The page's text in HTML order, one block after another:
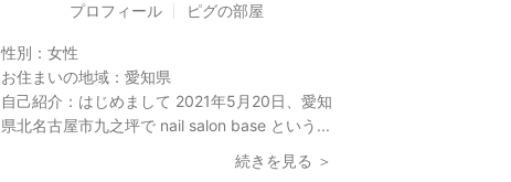
プロフィール ピグの部屋
性別： 女性
お住まいの地域： 愛知県
自己紹介： はじめまして 2021年5月20日、愛知
県北名古屋市九之坪で nail salon base という...
続きを見る ＞